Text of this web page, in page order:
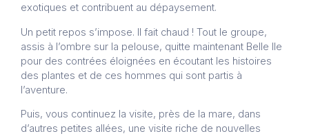
exotiques et contribuent au dépaysement.
Un petit repos s’impose. Il fait chaud ! Tout le groupe,
assis à l’ombre sur la pelouse, quitte maintenant Belle Ile
pour des contrées éloignées en écoutant les histoires
des plantes et de ces hommes qui sont partis à
l’aventure.
Puis, vous continuez la visite, près de la mare, dans
d’autres petites allées, une visite riche de nouvelles